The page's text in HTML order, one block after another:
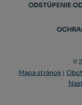
ODSTÚPENIE
©
Mapa stránok |